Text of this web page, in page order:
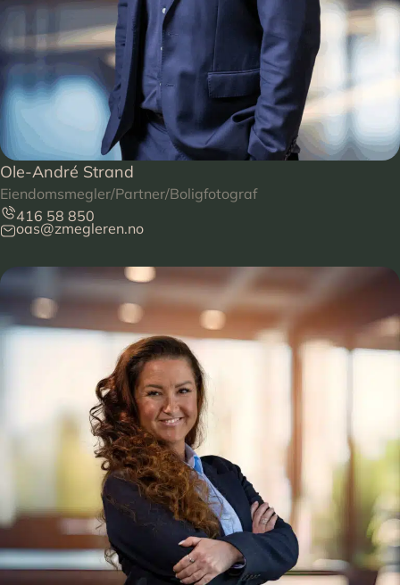
Ole-André Strand
Eiendomsmegler/Partner/Boligfotograf
416 58 850
oas@zmegleren.no